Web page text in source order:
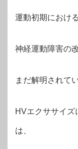
運動初期における
神経運動障害の
まだ解明されて
HVエクササイズ
は、